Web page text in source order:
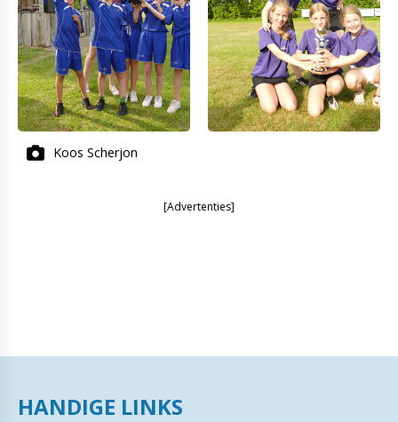
Koos Scherjon
[Advertenties]
HANDIGE LINKS